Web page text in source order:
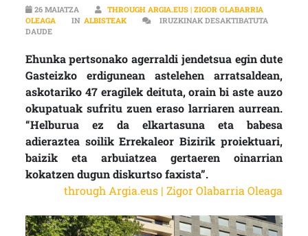
26 MAIATZA
THROUGH ARGIA.EUS | ZIGOR OLABARRIA
OLEAGA
IN ALBISTEAK
IRUZKINAK DESAKTIBATUTA
DAUDEERREKALEORRI BABESA ADIERAZI ETA FAXISMOA ETA
Ehunka pertsonako agerraldi jendetsua egin dute
Gasteizko erdigunean astelehen arratsaldean,
askotariko 47 eragilek deituta, orain bi aste auzo
okupatuak sufritu zuen eraso larriaren aurrean.
“Helburua ez da elkartasuna eta babesa
adieraztea soilik Errekaleor Bizirik proiektuari,
baizik eta arbuiatzea gertaeren oinarrian
kokatzen dugun diskurtso faxista”.
through Argia.eus | Zigor Olabarria Oleaga